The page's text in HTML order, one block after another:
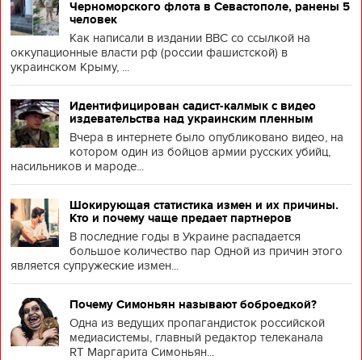
Черноморского флота в Севастополе, ранены 5
человек
Как написали в издании BBC со ссылкой на
оккупационные власти рф (россии фашистской) в
украинском Крыму, ...
Идентифицирован садист-калмык с видео
издевательства над украинским пленным
Вчера в интернете было опубликовано видео, на
котором один из бойцов армии русских убийц,
насильников и мароде...
Шокирующая статистика измен и их причины.
Кто и почему чаще предает партнеров
В последние годы в Украине распадается
большое количество пар Одной из причин этого
является супружеские измен...
Почему Симоньян называют боброедкой?
Одна из ведущих пропагандисток российской
медиасистемы, главный редактор телеканала
RT Маргарита Симоньян...